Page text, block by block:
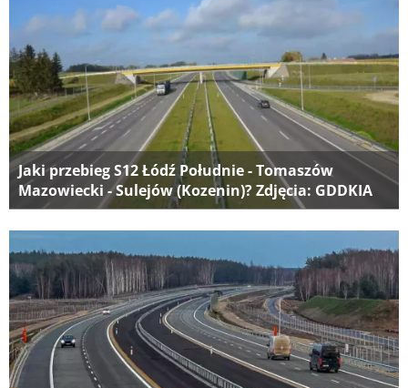
Jaki przebieg S12 Łódź Południe - Tomaszów
Mazowiecki - Sulejów (Kozenin)? Zdjęcia: GDDKIA